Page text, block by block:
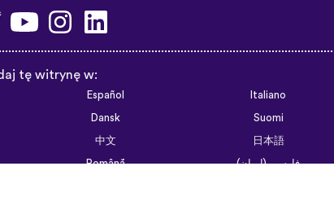
tę witrynę w:
Español Italiano
Dansk Suomi
中文 日本語
Română فارسی (ایران)